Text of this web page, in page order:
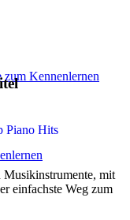
zum Kennenlernen
Musikinstrumente, mit
einfachste Weg zum